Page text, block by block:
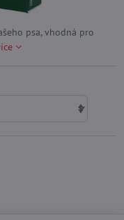
psa, vhodná pro